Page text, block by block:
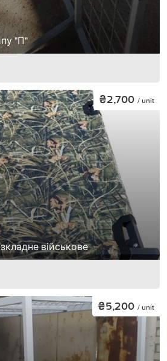
"П"
військове
₴2,700 / unit
₴5,200 / unit